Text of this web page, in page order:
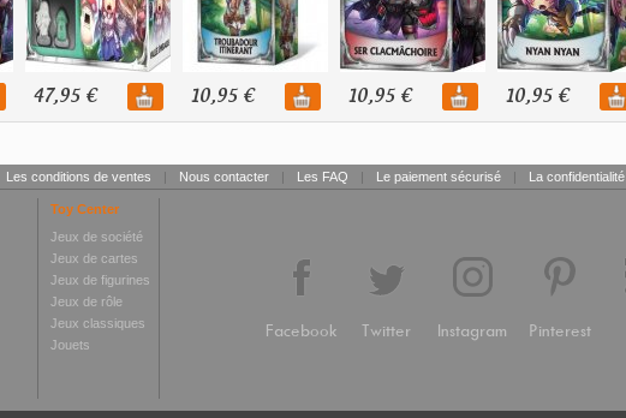
47,95 € 10,95 € 10,95 € 10,95 €
Les conditions de ventes | Nous contacter | Les FAQ | Le paiement sécurisé | La confidentialité
Toy Center
Jeux de société
Jeux de cartes
Jeux de figurines
Jeux de rôle
Jeux classiques
Jouets
Facebook Twitter Instagram Pinterest